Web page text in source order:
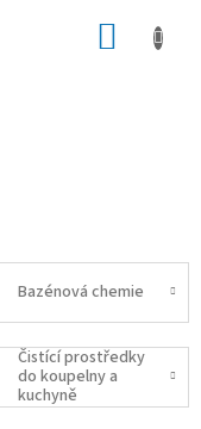
Bazénová chemie
Čistící prostředky
do koupelny a
kuchyně